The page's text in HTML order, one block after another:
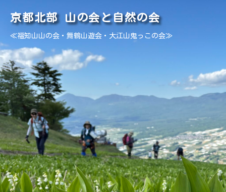
京都北部 山の会と自然の会
≪福知山山の会・舞鶴山遊会・大江山鬼っこの会≫